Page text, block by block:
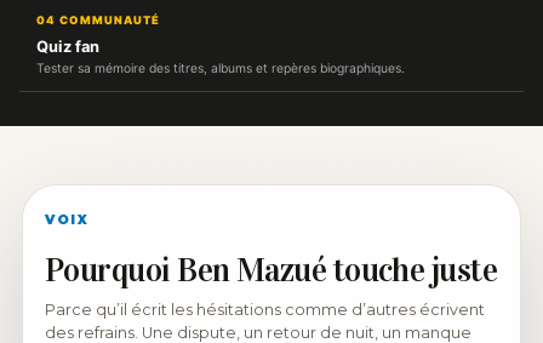
04 COMMUNAUTÉ
Quiz fan
Tester sa mémoire des titres, albums et repères biographiques.
VOIX
Pourquoi Ben Mazué touche juste
Parce qu’il écrit les hésitations comme d’autres écrivent
des refrains. Une dispute, un retour de nuit, un manque